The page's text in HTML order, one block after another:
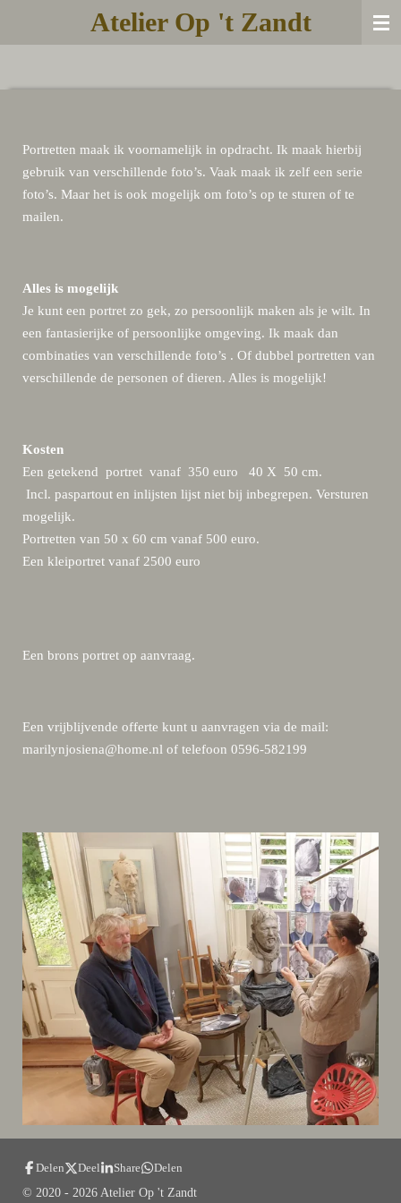
direct
de
Atelier Op 't Zandt
Portretten maak ik voornamelijk in opdracht. Ik maak hierbij
gebruik van verschillende foto’s. Vaak maak ik zelf een serie
foto’s. Maar het is ook mogelijk om foto’s op te sturen of te
mailen.
Alles is mogelijk
Je kunt een portret zo gek, zo persoonlijk maken als je wilt. In
een fantasierijke of persoonlijke omgeving. Ik maak dan
combinaties van verschillende foto’s . Of dubbel portretten van
verschillende de personen of dieren. Alles is mogelijk!
Kosten
Een getekend portret vanaf 350 euro 40 X 50 cm.
Incl. paspartout en inlijsten lijst niet bij inbegrepen. Versturen
mogelijk.
Portretten van 50 x 60 cm vanaf 500 euro.
Een kleiportret vanaf 2500 euro
Een brons portret op aanvraag.
Een vrijblijvende offerte kunt u aanvragen via de mail:
marilynjosiena@home.nl of telefoon 0596-582199
Delen Deel Share
Delen
© 2020 - 2026 Atelier Op 't Zandt